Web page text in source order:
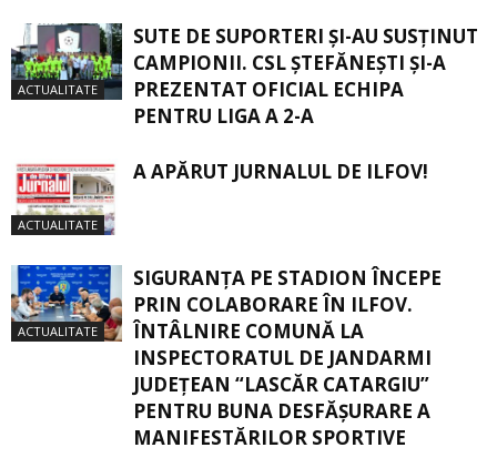
ACTUALITATE
SUTE DE SUPORTERI ȘI-AU SUSȚINUT
CAMPIONII. CSL ȘTEFĂNEȘTI ȘI-A
PREZENTAT OFICIAL ECHIPA
PENTRU LIGA A 2-A
ACTUALITATE
A APĂRUT JURNALUL DE ILFOV!
ACTUALITATE
SIGURANŢA PE STADION ÎNCEPE
PRIN COLABORARE ÎN ILFOV.
ÎNTÂLNIRE COMUNĂ LA
INSPECTORATUL DE JANDARMI
JUDEȚEAN “LASCĂR CATARGIU”
PENTRU BUNA DESFĂȘURARE A
MANIFESTĂRILOR SPORTIVE